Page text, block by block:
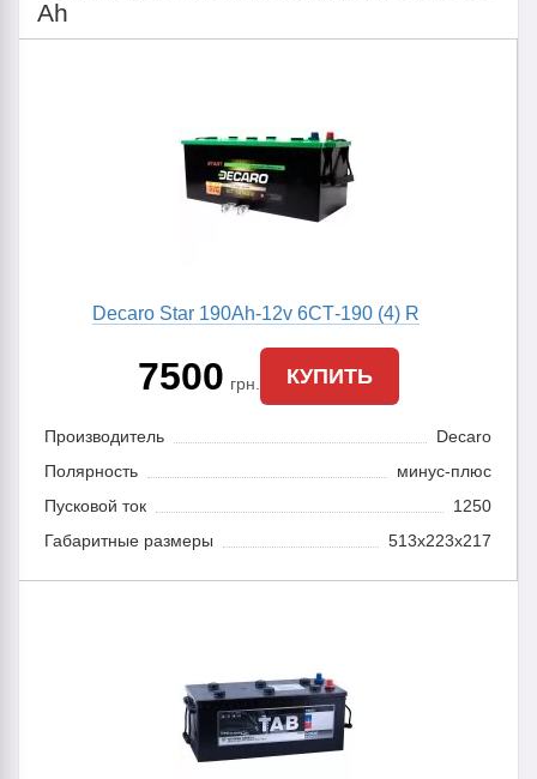
Ah
Decaro Star 190Ah-12v 6CТ-190 (4) R
7500 грн. КУПИТЬ
Производитель
Decaro
Полярность
минус-плюс
Пусковой ток
1250
Габаритные размеры
513x223x217